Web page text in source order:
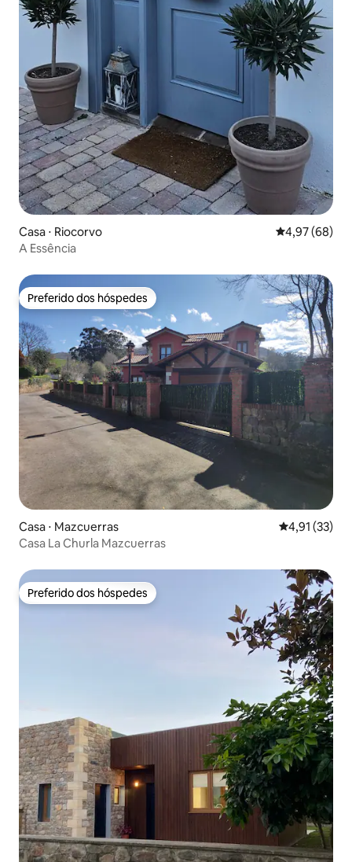
Casa ⋅ Riocorvo 4,97 de uma
4,97 (68)
A Essência
Preferido dos hóspedes
Preferido dos hóspedes
Casa ⋅ Mazcuerras 4,91 de uma
4,91 (33)
Casa La Churla Mazcuerras
Preferido dos hóspedes
Preferido dos hóspedes